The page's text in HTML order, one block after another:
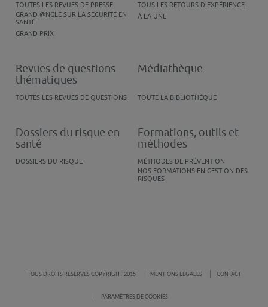
TOUTES LES REVUES DE PRESSE
GRAND @NGLE SUR LA SÉCURITÉ EN
SANTÉ
GRAND PRIX
TOUS LES RETOURS D'EXPÉRIENCE
À LA UNE
Revues de questions
thématiques
TOUTES LES REVUES DE QUESTIONS
Médiathèque
TOUTE LA BIBLIOTHÈQUE
Dossiers du risque en
santé
DOSSIERS DU RISQUE
Formations, outils et
méthodes
MÉTHODES DE PRÉVENTION
NOS FORMATIONS EN GESTION DES
RISQUES
TOUS DROITS RÉSERVÉS COPYRIGHT 2015 MENTIONS LÉGALES CONTACT
PARAMÈTRES DE COOKIES